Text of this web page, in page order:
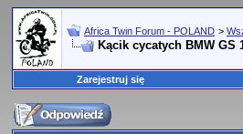
Africa Twin Forum - POLAND >
Kącik cycatych BMW GS
Zarejestruj się